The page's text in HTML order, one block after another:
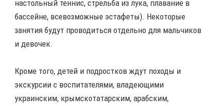
настольный теннис, стрельба из лука, плавание в
бассейне, всевозможные эстафеты). Некоторые
занятия будут проводиться отдельно для мальчиков
и девочек.
Кроме того, детей и подростков ждут походы и
экскурсии с воспитателями, владеющими
украинским, крымскотатарским, арабским,